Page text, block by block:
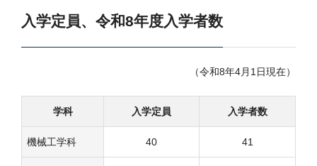
入学定員、令和8年度入学者数
（令和8年4月1日現在）
学科 入学定員 入学者数
機械工学科 40 41